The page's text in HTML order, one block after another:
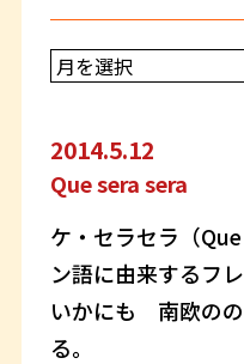
2014.5.12
Que sera sera
ケ・セラセラ（
ン語に由来するフレ
いかにも 南欧の
る。